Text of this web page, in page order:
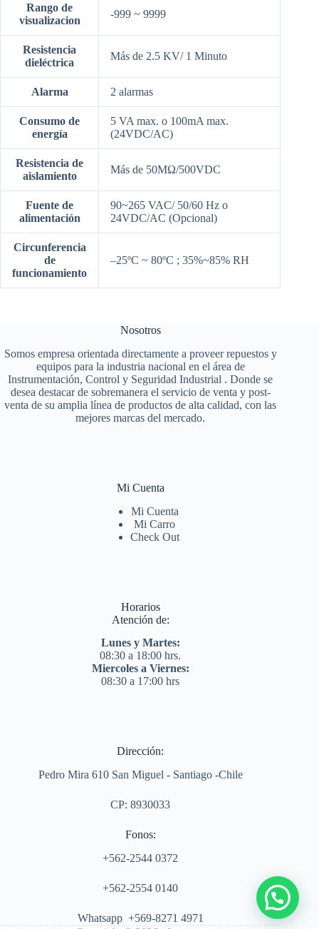
Rango de
visualizacion
-999 ~ 9999
Resistencia
dieléctrica
Más de 2.5 KV/ 1 Minuto
Alarma 2 alarmas
Consumo de
energía
5 VA max. o 100mA max.
(24VDC/AC)
Resistencia de
aislamiento
Más de 50MΩ/500VDC
Fuente de
alimentación
90~265 VAC/ 50/60 Hz o
24VDC/AC (Opcional)
Circunferencia
de
funcionamiento
–25ºC ~ 80ºC ; 35%~85% RH
Nosotros
Somos empresa orientada directamente a proveer repuestos y
equipos para la industria nacional en el área de
Instrumentación, Control y Seguridad Industrial . Donde se
desea destacar de sobremanera el servicio de venta y post-
venta de su amplia línea de productos de alta calidad, con las
mejores marcas del mercado.
Mi Cuenta
Mi Cuenta
Mi Carro
Check Out
Horarios
Atención de:
Lunes y Martes:
08:30 a 18:00 hrs.
Miercoles a Viernes:
08:30 a 17:00 hrs
Dirección:
Pedro Mira 610 San Miguel - Santiago -Chile
CP: 8930033
Fonos:
+562-2544 0372
+562-2554 0140
Whatsapp +569-8271 4971